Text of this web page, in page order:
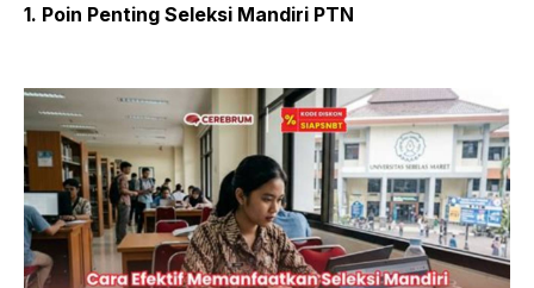
1. Poin Penting Seleksi Mandiri PTN